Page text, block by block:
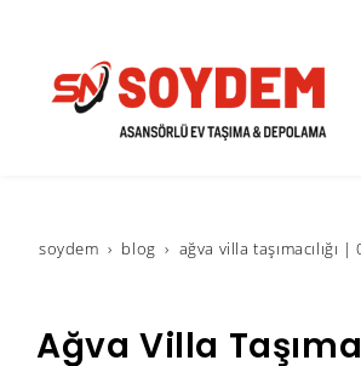
soydem blog ağva villa taşımacılığı
Ağva Villa